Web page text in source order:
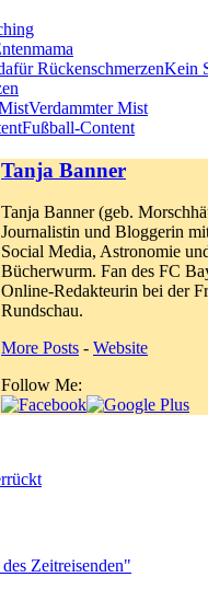
Kein
Verdammter Mist
Fußball-Content
Tanja Banner
Tanja Banner (geb.
Journalistin und Bloggerin
Social Media, Astronomie
Bücherwurm. Fan des FC
Online-Redakteurin bei der
Rundschau.
More Posts - Website
Follow Me:
Zeitreisenden"